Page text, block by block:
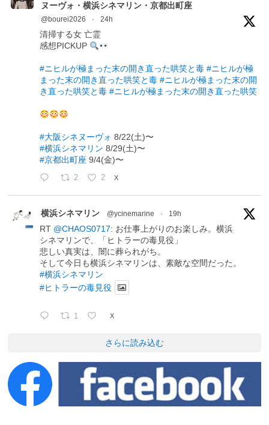
ヌーヴォ・横浜シネマリン・京都出町座
@bourei2026 · 24h
清掃する女 亡霊
感想PICKUP
#ニヒルが極まった末の開き直った哄笑と毒 #ニヒルが極
まった末の開き直った哄笑と毒 #ニヒルが極まった末の開
き直った哄笑と毒 #ニヒルが極まった末の開き直った哄笑
#大阪シネヌーヴォ 8/22(土)〜
#横浜シネマリン 8/29(土)〜
#京都出町座 9/4(金)〜
2 2 X
横浜シネマリン @ycinemarine · 19h
RT @CHAOS0717: お仕事上がりのお楽しみ。横浜
シネマリンで、「ヒトラーの毒見役」
悲しい真実は、闇に葬られがち。
そして今日も横浜シネマリンは、素敵な空間だった。
#横浜シネマリン
#ヒトラーの毒見役
1 X
さらに読み込む